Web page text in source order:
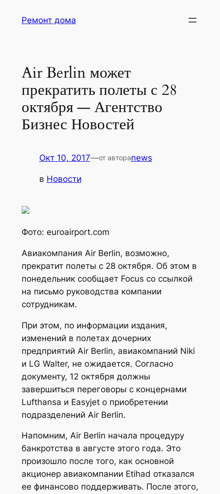
Ремонт дома
Air Berlin может
прекратить полеты с 28
октября — Агентство
Бизнес Новостей
Окт 10, 2017—от автораnews
в Новости
Фото: euroairport.com
Авиакомпания Air Berlin, возможно,
прекратит полеты с 28 октября. Об этом в
понедельник сообщает Focus со ссылкой
на письмо руководства компании
сотрудникам.
При этом, по информации издания,
изменений в полетах дочерних
предприятий Air Berlin, авиакомпаний Niki
и LG Walter, не ожидается. Согласно
документу, 12 октября должны
завершиться переговоры с концернами
Lufthansa и Easyjet о приобретении
подразделений Air Berlin.
Напомним, Air Berlin начала процедуру
банкротства в августе этого года. Это
произошло после того, как основной
акционер авиакомпании Etihad отказался
ее финансово поддерживать. После этого,